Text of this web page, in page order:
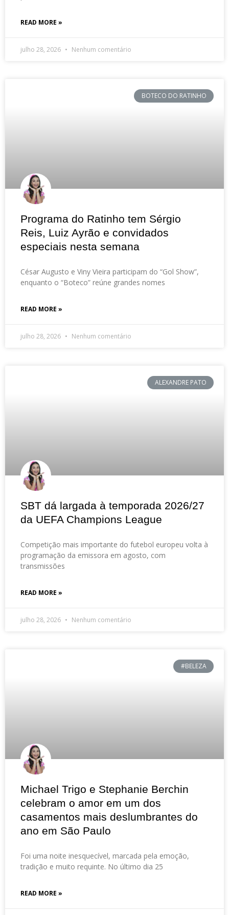
READ MORE »
julho 28, 2026 Nenhum comentário
BOTECO DO RATINHO
Programa do Ratinho tem Sérgio
Reis, Luiz Ayrão e convidados
especiais nesta semana
César Augusto e Viny Vieira participam do “Gol Show”,
enquanto o “Boteco” reúne grandes nomes
READ MORE »
julho 28, 2026 Nenhum comentário
ALEXANDRE PATO
SBT dá largada à temporada 2026/27
da UEFA Champions League
Competição mais importante do futebol europeu volta à
programação da emissora em agosto, com
transmissões
READ MORE »
julho 28, 2026 Nenhum comentário
#BELEZA
Michael Trigo e Stephanie Berchin
celebram o amor em um dos
casamentos mais deslumbrantes do
ano em São Paulo
Foi uma noite inesquecível, marcada pela emoção,
tradição e muito requinte. No último dia 25
READ MORE »